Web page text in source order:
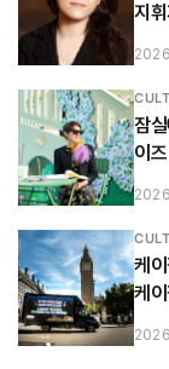
지
잠
이
케
케